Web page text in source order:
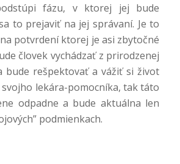
fázu, v ktorej jej bude
to prejaviť na jej správaní. Je to
potvrdení ktorej je asi zbytočné
človek vychádzať z prirodzenej
bude rešpektovať a vážiť si život
lekára-pomocníka, tak táto
odpadne a bude aktuálna len
podmienkach.